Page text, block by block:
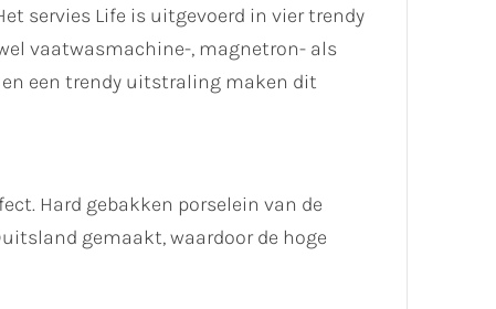
servies Life is uitgevoerd in vier trendy
vaatwasmachine-, magnetron- als
een trendy uitstraling maken dit
Hard gebakken porselein van de
gemaakt, waardoor de hoge